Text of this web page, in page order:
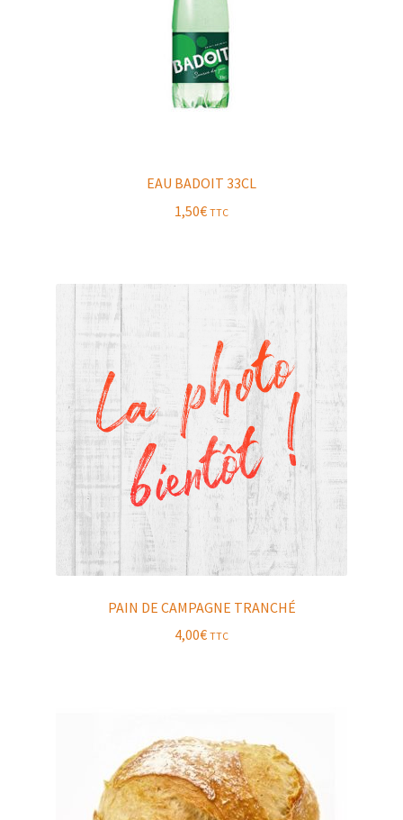
EAU BADOIT 33CL
1,50€ TTC
PAIN DE CAMPAGNE TRANCHÉ
4,00€ TTC